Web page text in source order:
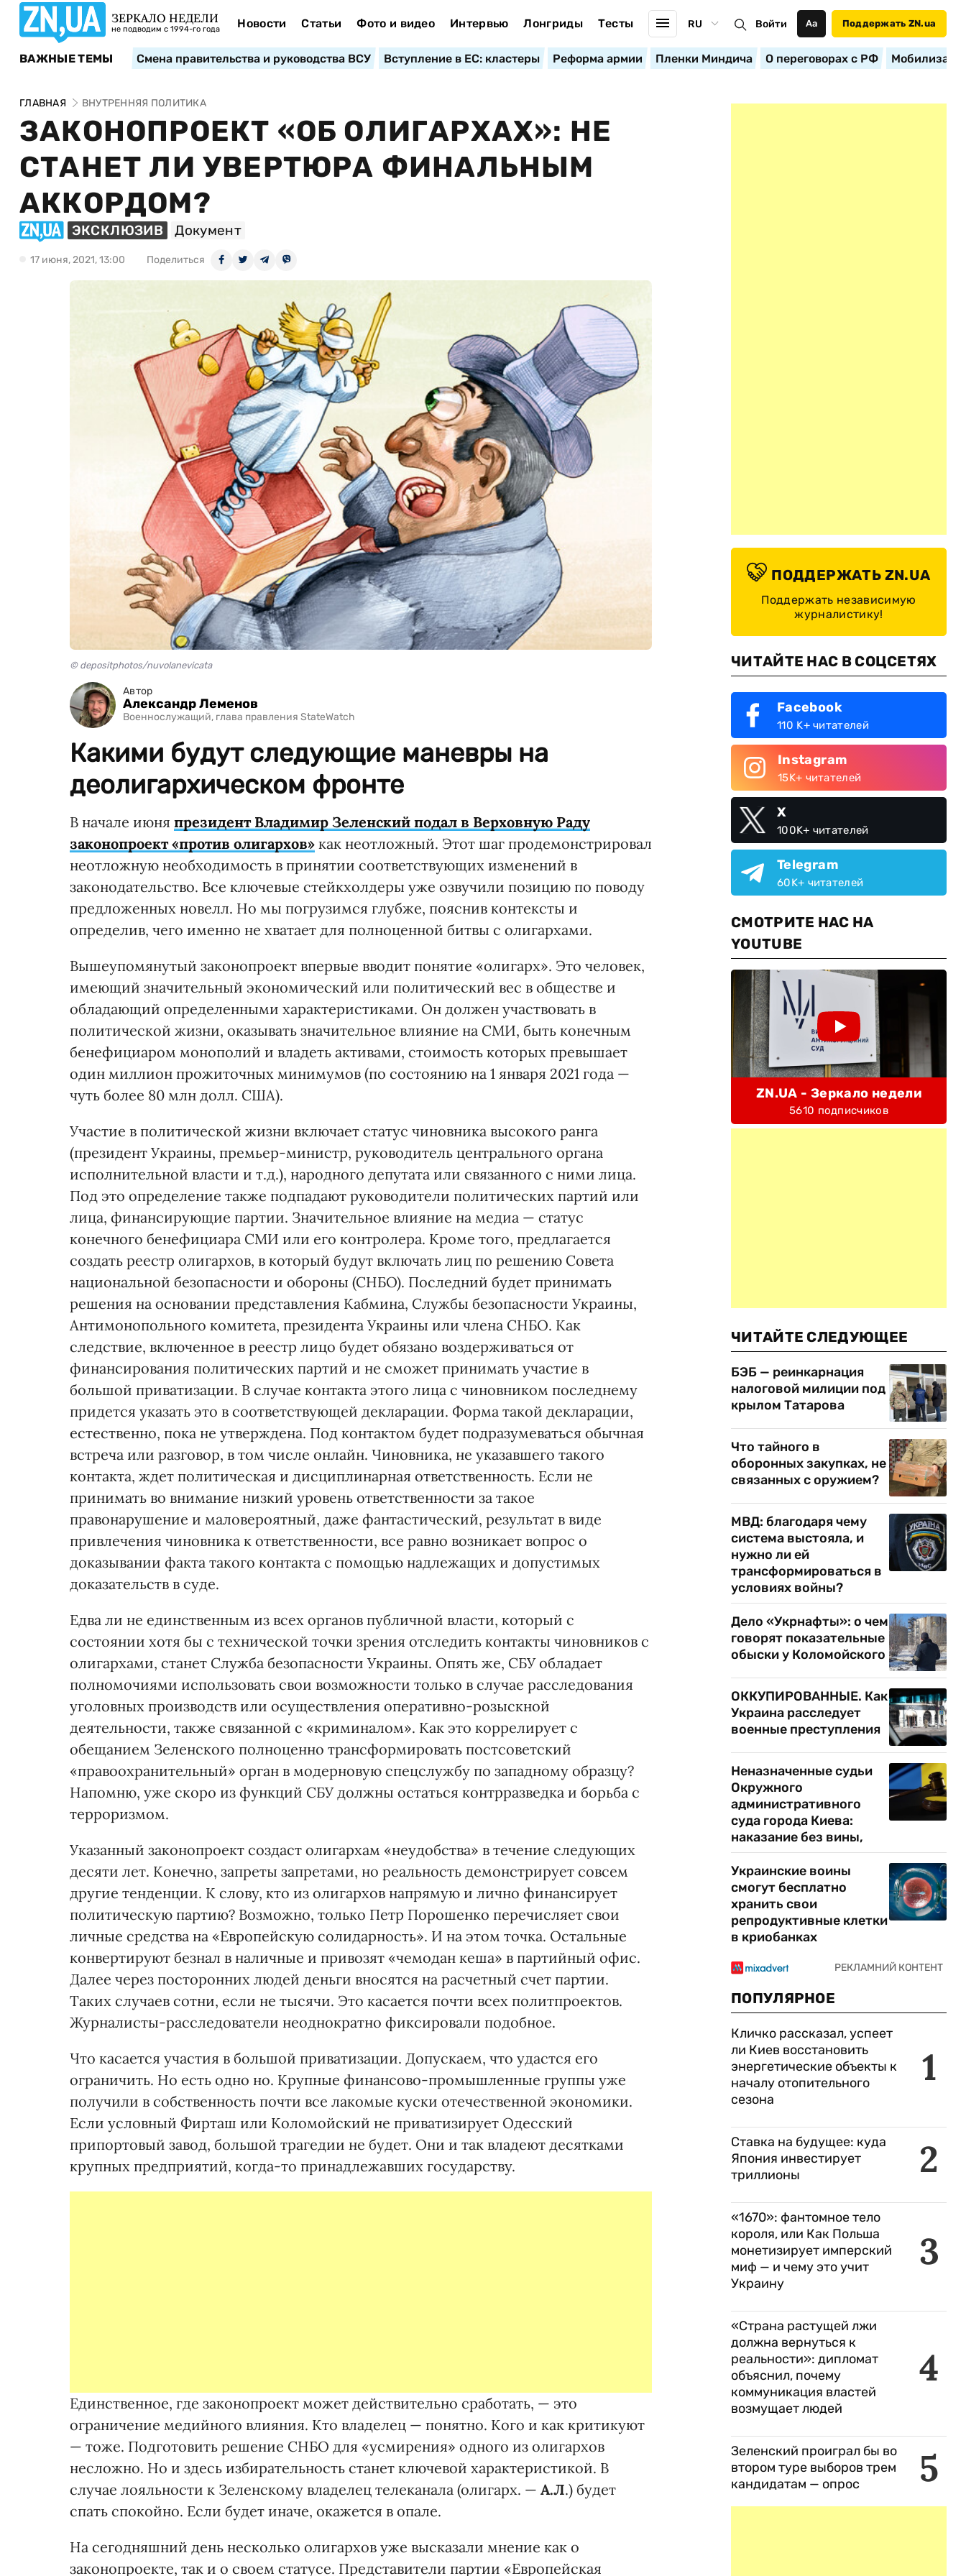
ЗЕРКАЛО НЕДЕЛИ
не подводим с 1994-го года Новости Статьи Фото и видео Интервью Лонгриды Тесты RU Войти Аа Поддержать ZN.ua
ВАЖНЫЕ ТЕМЫ Смена правительства и руководства ВСУ Вступление в ЕС: кластеры Реформа армии Пленки Миндича О переговорах с РФ
ГЛАВНАЯ ВНУТРЕННЯЯ ПОЛИТИКА
ЗАКОНОПРОЕКТ «ОБ ОЛИГАРХАХ»: НЕ
СТАНЕТ ЛИ УВЕРТЮРА ФИНАЛЬНЫМ
АККОРДОМ?
ЭКСКЛЮЗИВ Документ
17 июня, 2021, 13:00 Поделиться
© depositphotos/nuvolanevicata
Автор
Александр Леменов
Военнослужащий, глава правления StateWatch
Какими будут следующие маневры на
деолигархическом фронте
В начале июня президент Владимир Зеленский подал в Верховную Раду
законопроект «против олигархов» как неотложный. Этот шаг продемонстрировал
неотложную необходимость в принятии соответствующих изменений в
законодательство. Все ключевые стейкхолдеры уже озвучили позицию по поводу
предложенных новелл. Но мы погрузимся глубже, пояснив контексты и
определив, чего именно не хватает для полноценной битвы с олигархами.
Вышеупомянутый законопроект впервые вводит понятие «олигарх». Это человек,
имеющий значительный экономический или политический вес в обществе и
обладающий определенными характеристиками. Он должен участвовать в
политической жизни, оказывать значительное влияние на СМИ, быть конечным
бенефициаром монополий и владеть активами, стоимость которых превышает
один миллион прожиточных минимумов (по состоянию на 1 января 2021 года —
чуть более 80 млн долл. США).
Участие в политической жизни включает статус чиновника высокого ранга
(президент Украины, премьер-министр, руководитель центрального органа
исполнительной власти и т.д.), народного депутата или связанного с ними лица.
Под это определение также подпадают руководители политических партий или
лица, финансирующие партии. Значительное влияние на медиа — статус
конечного бенефициара СМИ или его контролера. Кроме того, предлагается
создать реестр олигархов, в который будут включать лиц по решению Совета
национальной безопасности и обороны (СНБО). Последний будет принимать
решения на основании представления Кабмина, Службы безопасности Украины,
Антимонопольного комитета, президента Украины или члена СНБО. Как
следствие, включенное в реестр лицо будет обязано воздерживаться от
финансирования политических партий и не сможет принимать участие в
большой приватизации. В случае контакта этого лица с чиновником последнему
придется указать это в соответствующей декларации. Форма такой декларации,
естественно, пока не утверждена. Под контактом будет подразумеваться обычная
встреча или разговор, в том числе онлайн. Чиновника, не указавшего такого
контакта, ждет политическая и дисциплинарная ответственность. Если не
принимать во внимание низкий уровень ответственности за такое
правонарушение и маловероятный, даже фантастический, результат в виде
привлечения чиновника к ответственности, все равно возникает вопрос о
доказывании факта такого контакта с помощью надлежащих и допустимых
доказательств в суде.
Едва ли не единственным из всех органов публичной власти, который с
состоянии хотя бы с технической точки зрения отследить контакты чиновников с
олигархами, станет Служба безопасности Украины. Опять же, СБУ обладает
полномочиями использовать свои возможности только в случае расследования
уголовных производств или осуществления оперативно-розыскной
деятельности, также связанной с «криминалом». Как это коррелирует с
обещанием Зеленского полноценно трансформировать постсоветский
«правоохранительный» орган в модерновую спецслужбу по западному образцу?
Напомню, уже скоро из функций СБУ должны остаться контрразведка и борьба с
терроризмом.
Указанный законопроект создаст олигархам «неудобства» в течение следующих
десяти лет. Конечно, запреты запретами, но реальность демонстрирует совсем
другие тенденции. К слову, кто из олигархов напрямую и лично финансирует
политическую партию? Возможно, только Петр Порошенко перечисляет свои
личные средства на «Европейскую солидарность». И на этом точка. Остальные
конвертируют безнал в наличные и привозят «чемодан кеша» в партийный офис.
Далее через посторонних людей деньги вносятся на расчетный счет партии.
Таких случаев сотни, если не тысячи. Это касается почти всех политпроектов.
Журналисты-расследователи неоднократно фиксировали подобное.
Что касается участия в большой приватизации. Допускаем, что удастся его
ограничить. Но есть одно но. Крупные финансово-промышленные группы уже
получили в собственность почти все лакомые куски отечественной экономики.
Если условный Фирташ или Коломойский не приватизирует Одесский
припортовый завод, большой трагедии не будет. Они и так владеют десятками
крупных предприятий, когда-то принадлежавших государству.
Единственное, где законопроект может действительно сработать, — это
ограничение медийного влияния. Кто владелец — понятно. Кого и как критикуют
— тоже. Подготовить решение СНБО для «усмирения» одного из олигархов
несложно. Но и здесь избирательность станет ключевой характеристикой. В
случае лояльности к Зеленскому владелец телеканала (олигарх. — А.Л.) будет
спать спокойно. Если будет иначе, окажется в опале.
На сегодняшний день несколько олигархов уже высказали мнение как о
законопроекте, так и о своем статусе. Представители партии «Европейская
ПОДДЕРЖАТЬ ZN.UA
Поддержать независимую
журналистику!
ЧИТАЙТЕ НАС В СОЦСЕТЯХ
Facebook
110 K+ читателей
Instagram
15K+ читателей
X
100K+ читателей
Telegram
60K+ читателей
СМОТРИТЕ НАС НА
YOUTUBE
ZN.UA - Зеркало недели
5610 подписчиков
ЧИТАЙТЕ СЛЕДУЮЩЕЕ
БЭБ — реинкарнация
налоговой милиции под
крылом Татарова
Что тайного в
оборонных закупках, не
связанных с оружием?
МВД: благодаря чему
система выстояла, и
нужно ли ей
трансформироваться в
условиях войны?
Дело «Укрнафты»: о чем
говорят показательные
обыски у Коломойского
ОККУПИРОВАННЫЕ. Как
Украина расследует
военные преступления
Неназначенные судьи
Окружного
административного
суда города Киева:
наказание без вины,
Украинские воины
смогут бесплатно
хранить свои
репродуктивные клетки
в криобанках
ПОПУЛЯРНОЕ
1
Кличко рассказал, успеет
ли Киев восстановить
энергетические объекты к
началу отопительного
сезона
2
Ставка на будущее: куда
Япония инвестирует
триллионы
3
«1670»: фантомное тело
короля, или Как Польша
монетизирует имперский
миф — и чему это учит
Украину
4
«Страна растущей лжи
должна вернуться к
реальности»: дипломат
объяснил, почему
коммуникация властей
возмущает людей
5
Зеленский проиграл бы во
втором туре выборов трем
кандидатам — опрос